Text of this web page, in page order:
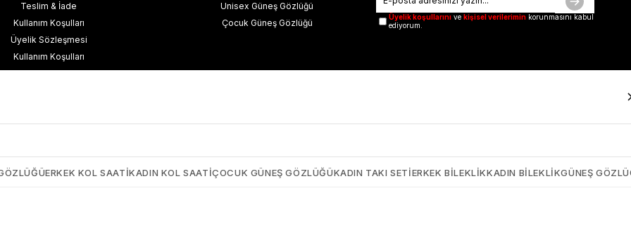
Teslim & İade
Kullanım Koşulları
Üyelik Sözleşmesi
Kullanım Koşulları
Satış Sözleşmesi
Blog
Unisex Güneş Gözlüğü
Çocuk Güneş Gözlüğü
Üyelik koşullarını ve kişisel verilerimin korunmasını kabul
ediyorum.
ERKEK KOL SAATIKADIN KOL SAATIÇOCUK GÜNEŞ GÖZLÜĞÜKADIN TAKI SETIERKEK BILEKLIKKADIN BILEKLIKGÜNEŞ